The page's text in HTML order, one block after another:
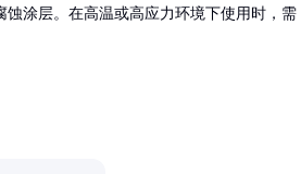
涂层。在高温或高应力环境下使用时，需